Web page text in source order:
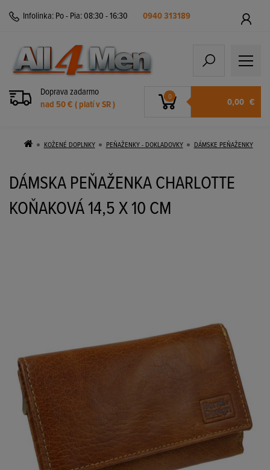
Infolinka: Po - Pia: 08:30 - 16:30 0940 313189
Doprava zadarmo
nad 50 € ( platí v SR )
0 0,00 €
KOŽENÉ DOPLNKY PEŇAŽENKY - DOKLADOVKY DÁMSKE PEŇAŽENKY
DÁMSKA PEŇAŽENKA CHARLOTTE
KOŇAKOVÁ 14,5 X 10 CM